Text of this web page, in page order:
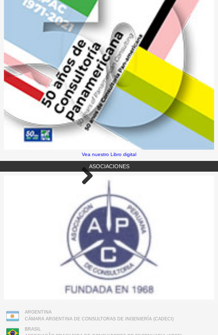
Vea nuestro Libro digital
ASOCIACIONES
ARGENTINA
CÁMARA ARGENTINA DE CONSULTORAS DE INGENIERÍA (CADECI)
BRASIL